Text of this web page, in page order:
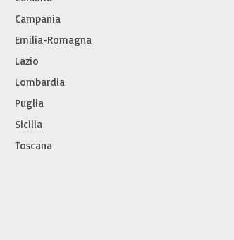
Campania
Emilia-Romagna
Lazio
Lombardia
Puglia
Sicilia
Toscana